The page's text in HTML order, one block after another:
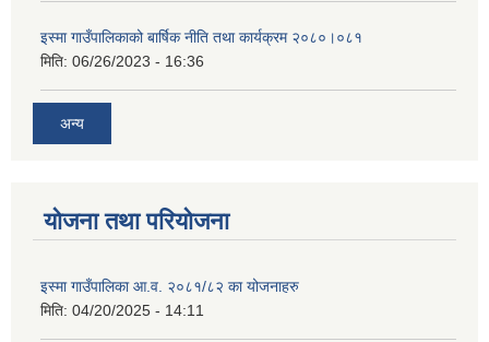
इस्मा गाउँपालिकाको बार्षिक नीति तथा कार्यक्रम २०८०।०८१
मिति: 06/26/2023 - 16:36
अन्य
योजना तथा परियोजना
इस्मा गाउँपालिका आ.व. २०८१/८२ का योजनाहरु
मिति: 04/20/2025 - 14:11